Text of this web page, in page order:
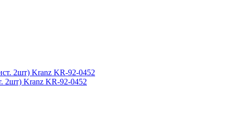
2шт) Kranz KR-92-0452